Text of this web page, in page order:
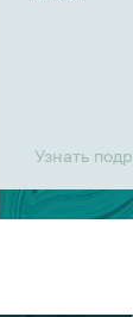
Узнать